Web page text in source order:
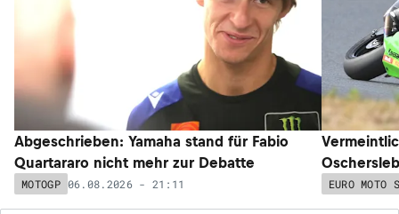
Abgeschrieben: Yamaha stand für Fabio
Quartararo nicht mehr zur Debatte
MOTOGP 06.08.2026 - 21:11 EURO MOTO